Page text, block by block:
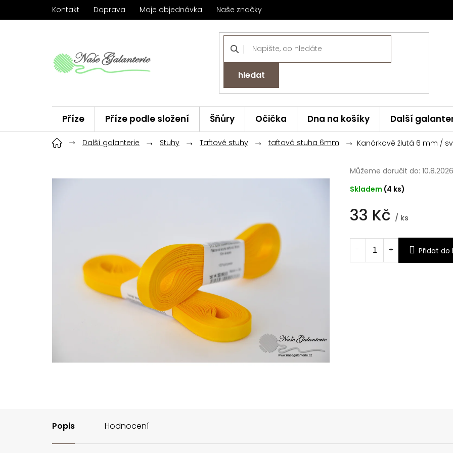
Kontakt Doprava Moje objednávka Naše značky
hledat
Příze Příze podle složení Šňůry Očička Dna na košíky Další
Háčky ChiaoGoo Značky
Další galanterie Stuhy Taftové stuhy taftová stuha 6mm Kanárkově žlutá 6 mm /
33 Kč / ks
cena:
Skladem (4 ks)
Můžeme doručit do: 10.8.2026
Přidat do
Popis Hodnocení